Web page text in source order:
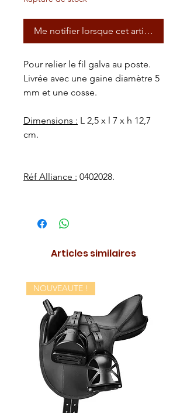
Me notifier lorsque cet article est
Pour relier le fil galva au poste.
Livrée avec une gaine diamètre 5
mm et une cosse.
Dimensions : L 2,5 x l 7 x h 12,7
cm.
Réf Alliance : 0402028.
Articles similaires
NOUVEAUTE !